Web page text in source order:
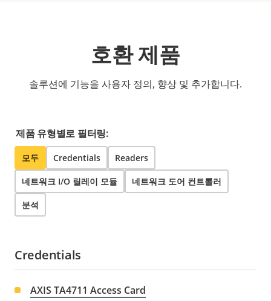
호환 제품
솔루션에 기능을 사용자 정의, 향상 및 추가합니다.
제품 유형별로 필터링:
모두 Credentials Readers
네트워크 I/O 릴레이 모듈 네트워크 도어 컨트롤러
분석
Credentials
AXIS TA4711 Access Card